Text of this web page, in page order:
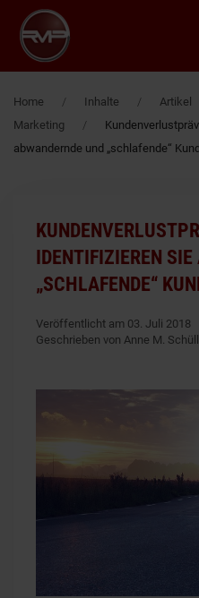
Zum Hauptinhalt springen
Home Inhalte Artikel
Marketing
abwandernde und „schlafende“
IDENTIFIZIEREN SIE
„SCHLAFENDE“
Veröffentlicht am 03. Juli 2018
Geschrieben von Anne M.